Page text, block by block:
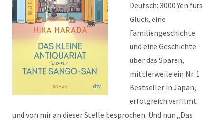
Deutsch: 3000 Yen fürs
Glück, eine
Familiengeschichte
und eine Geschichte
über das Sparen,
mittlerweile ein Nr. 1
Bestseller in Japan,
erfolgreich verfilmt
und von mir an dieser Stelle besprochen. Und nun „Das